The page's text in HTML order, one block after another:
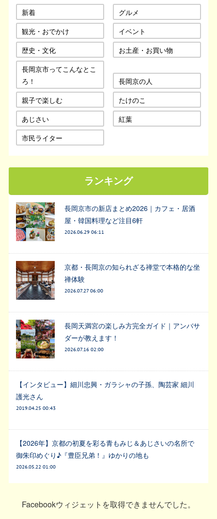
新着
グルメ
観光・おでかけ
イベント
歴史・文化
お土産・お買い物
長岡京市ってこんなとこ
ろ！
長岡京の人
親子で楽しむ
たけのこ
あじさい
紅葉
市民ライター
ランキング
長岡京市の新店まとめ2026｜カフェ・居酒
屋・韓国料理など注目6軒
2026.06.29 06:11
京都・長岡京の知られざる禅堂で本格的な坐
禅体験
2026.07.27 06:00
長岡天満宮の楽しみ方完全ガイド｜アンバサ
ダーが教えます！
2026.07.16 02:00
【インタビュー】細川忠興・ガラシャの子孫、陶芸家 細川
護光さん
2019.04.25 00:43
【2026年】京都の初夏を彩る青もみじ＆あじさいの名所で
御朱印めぐり♪『豊臣兄弟！』ゆかりの地も
2026.05.22 01:00
Facebookウィジェットを取得できませんでした。